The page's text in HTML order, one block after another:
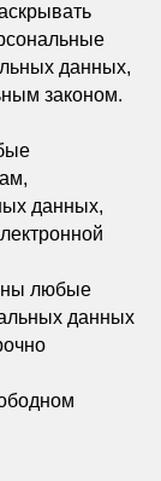
данных,
законом.
данных,
любые
данных